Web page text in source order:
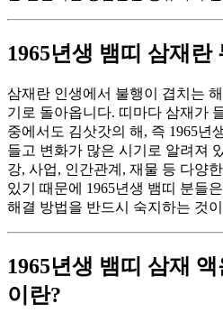
1965년생 뱀띠 삼재란
삼재란 인생에서 불행이 겹치는
기로 돌아옵니다. 띠마다 삼재가
중에서도 김삿갓의 해, 즉 1965년
들고 변화가 많은 시기로 알려져
강, 사업, 인간관계, 재물 등 다양
있기 때문에 1965년생 뱀띠 분들
해결 방법을 반드시 숙지하는 것
1965년생 뱀띠 삼재
이란?